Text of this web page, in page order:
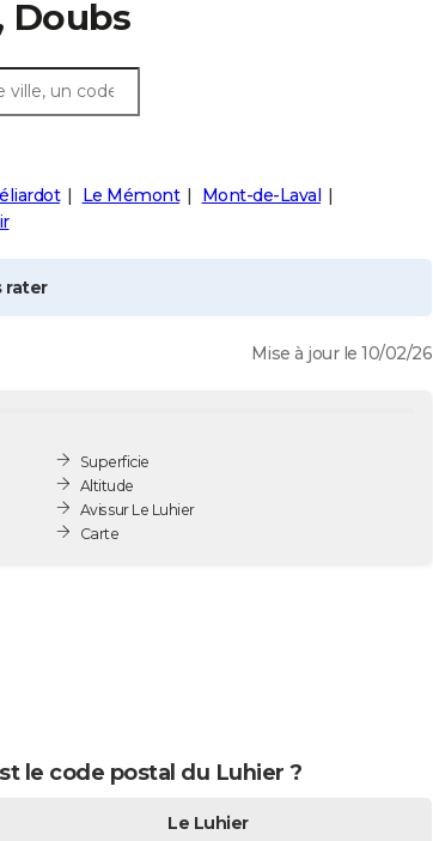
Doubs
Le Mémont
Mont-de-Laval
rater
Mise à jour le 10/02/26
Superficie
Altitude
Avis sur Le Luhier
Carte
le code postal du Luhier ?
Le Luhier